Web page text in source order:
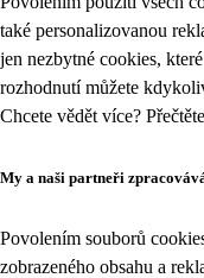
také personalizovanou
jen nezbytné cookies,
rozhodnutí můžete
Chcete vědět více?
My a naši partneři
Povolením souborů
zobrazeného obsahu a